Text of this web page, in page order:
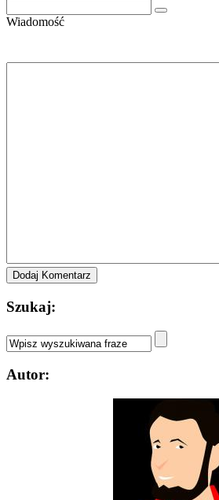
Wiadomość
Szukaj:
Autor: